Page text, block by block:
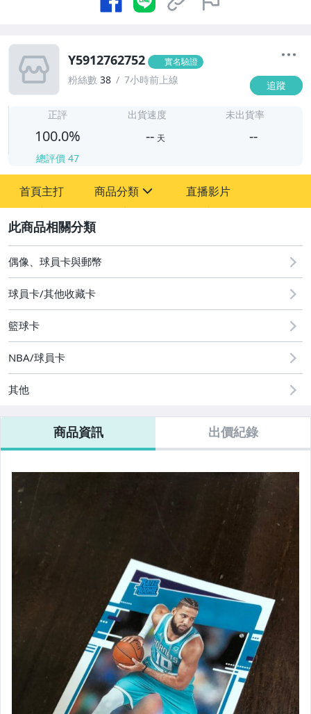
Y5912762752 實名驗證
粉絲數 38 7小時前上線 追蹤
正評
100.0%
總評價 47
出貨速度
-- 天
未出貨率
--
首頁主打 商品分類
偶像、球員卡與郵幣
直播影片
偶像、球員卡與郵幣
球員卡/其他收藏卡
籃球卡
NBA/球員卡
其他
商品資訊 出價紀錄